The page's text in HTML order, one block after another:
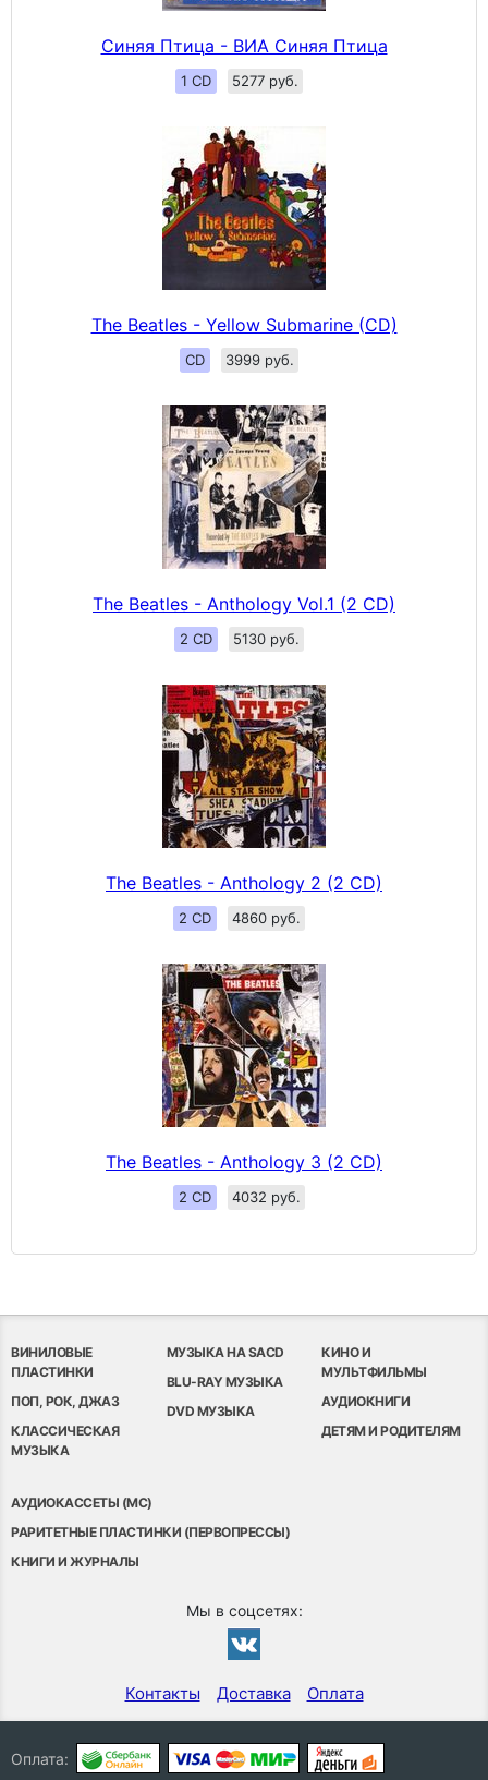
Синяя Птица - ВИА Синяя Птица
1 CD 5277 руб.
The Beatles - Yellow Submarine (CD)
CD 3999 руб.
The Beatles - Anthology Vol.1 (2 CD)
2 CD 5130 руб.
The Beatles - Anthology 2 (2 CD)
2 CD 4860 руб.
The Beatles - Anthology 3 (2 CD)
2 CD 4032 руб.
ВИНИЛОВЫЕ
ПЛАСТИНКИ
ПОП, РОК, ДЖАЗ
КЛАССИЧЕСКАЯ
МУЗЫКА
МУЗЫКА НА SACD
BLU-RAY МУЗЫКА
DVD МУЗЫКА
КИНО И
МУЛЬТФИЛЬМЫ
АУДИОКНИГИ
ДЕТЯМ И РОДИТЕЛЯМ
АУДИОКАССЕТЫ (MC)
РАРИТЕТНЫЕ ПЛАСТИНКИ (ПЕРВОПРЕССЫ)
КНИГИ И ЖУРНАЛЫ
Мы в соцсетях:
Контакты Доставка Оплата
Оплата: